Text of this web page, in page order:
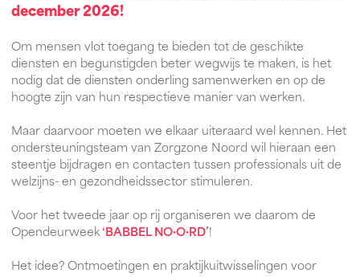
december 2026!
Om mensen vlot toegang te bieden tot de geschikte
diensten en begunstigden beter wegwijs te maken, is het
nodig dat de diensten onderling samenwerken en op de
hoogte zijn van hun respectieve manier van werken.
Maar daarvoor moeten we elkaar uiteraard wel kennen. Het
ondersteuningsteam van Zorgzone Noord wil hieraan een
steentje bijdragen en contacten tussen professionals uit de
welzijns- en gezondheidssector stimuleren.
Voor het tweede jaar op rij organiseren we daarom de
Opendeurweek ‘BABBEL NO·O·RD’ !
Het idee? Ontmoetingen en praktijkuitwisselingen voor